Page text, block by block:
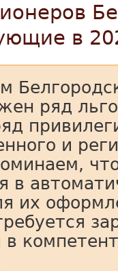
в
ряд
и
в
их
в